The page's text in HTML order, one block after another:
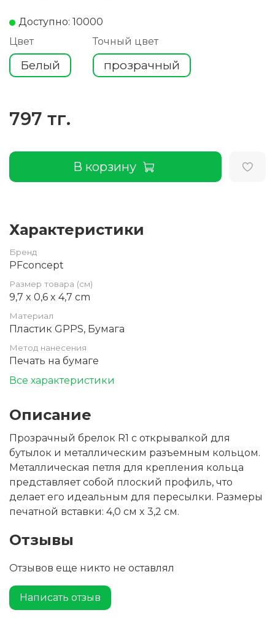
Доступно: 10000
Цвет
Белый
Точный цвет
прозрачный
797 тг.
В корзину
Характеристики
Бренд
PFconcept
Размер товара (см)
9,7 x 0,6 x 4,7 cm
Материал
Пластик GPPS, Бумага
Метод нанесения
Печать на бумаге
Все характеристики
Описание
Прозрачный брелок R1 с открывалкой для
бутылок и металлическим разъемным кольцом.
Металлическая петля для крепления кольца
представляет собой плоский профиль, что
делает его идеальным для пересылки. Размеры
печатной вставки: 4,0 см x 3,2 см.
Отзывы
Отзывов еще никто не оставлял
Написать отзыв